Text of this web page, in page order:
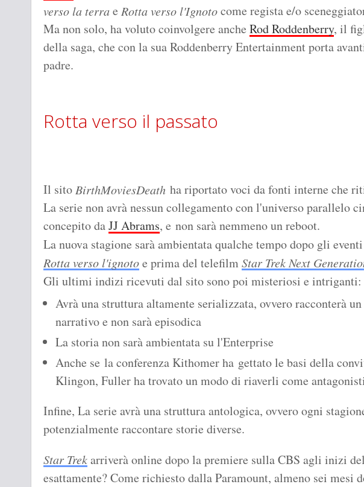
verso la terrae Rotta verso l'Ignotocome regista e/o
Ma non solo, ha voluto coinvolgere anche Rod Roddenberry, il
della saga, che con la sua Roddenberry Entertainment porta
padre.
Rotta verso il passato
Il sitoBirthMoviesDeath ha riportato voci da fonti interne che
La serie non avrà nessun collegamento con l'universo parallelo
concepito daJJ Abrams, e non sarà nemmeno un reboot.
La nuova stagione sarà ambientata qualche tempo dopo gli
Rotta verso l'ignotoe prima del telefilmStar Trek Next
Gli ultimi indizi ricevuti dal sito sono poi misteriosi e intriganti:
Avrà una struttura altamente serializzata, ovvero racconterà
narrativo e non sarà episodica
La storia non sarà ambientata su l'Enterprise
Anche se la conferenza Kithomer ha gettato le basi della
Klingon, Fuller ha trovato un modo di riaverli come
Infine, La serie avrà una struttura antologica, ovvero ogni
potenzialmente raccontare storie diverse.
Star Trekarriverà online dopo la premiere sulla CBS agli inizi
esattamente? Come richiesto dalla Paramount, almeno sei mesi